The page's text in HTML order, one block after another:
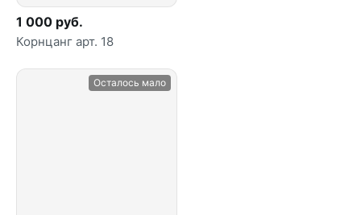
1 000 руб.
Корнцанг арт. 18
Осталось мало